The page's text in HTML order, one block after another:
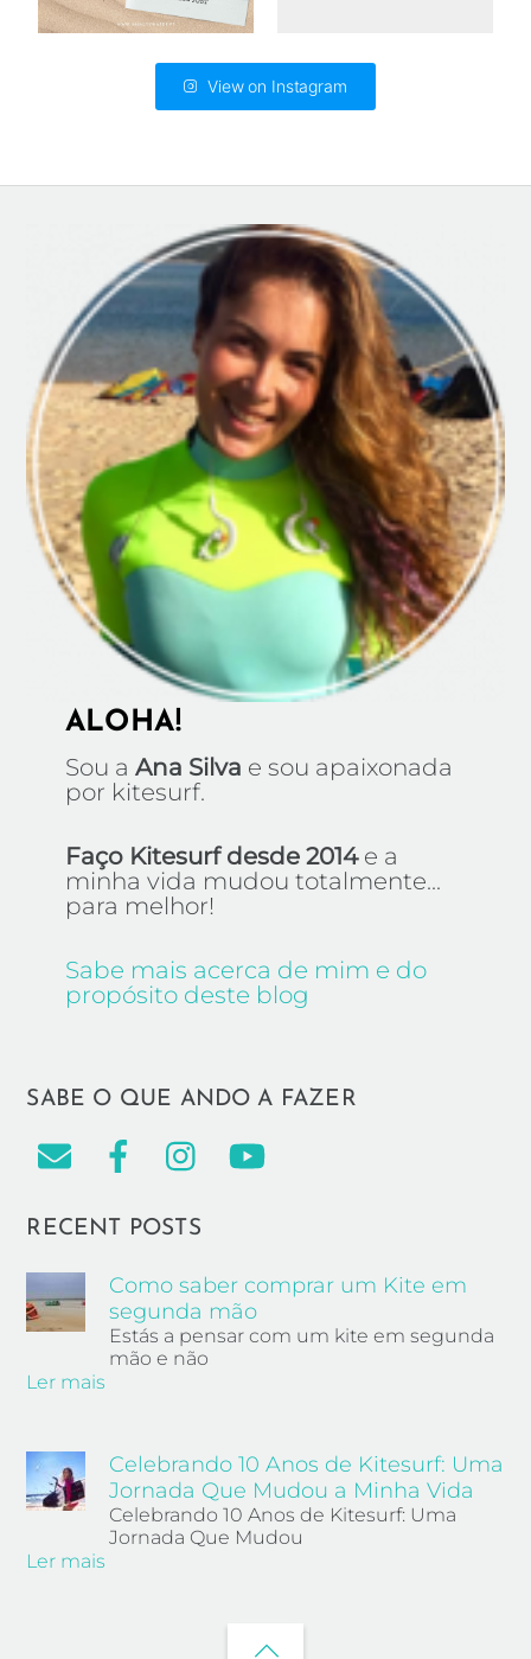
View on Instagram
ALOHA!
Sou a Ana Silva e sou apaixonada
por kitesurf.
Faço Kitesurf desde 2014e a
minha vida mudou totalmente...
para melhor!
Sabe mais acerca de mim e do
propósito deste blog
SABE O QUE ANDO A FAZER
RECENT POSTS
Como saber comprar um Kite em
segunda mão
Estás a pensar com um kite em segunda
mão e não
Ler mais
Celebrando 10 Anos de Kitesurf: Uma
Jornada Que Mudou a Minha Vida
Celebrando 10 Anos de Kitesurf: Uma
Jornada Que Mudou
Ler mais
Back